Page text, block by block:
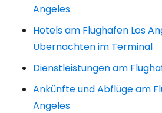
Angeles
Hotels am Flughafen Los
Übernachten im Terminal
Dienstleistungen am
Ankünfte und Abflüge am
Angeles